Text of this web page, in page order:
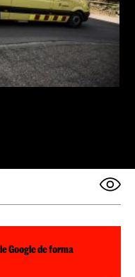
Google de forma